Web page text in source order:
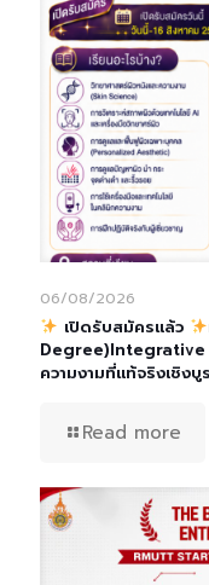
06/08/2026
เปิดรับสมัครแล้ว
Degree)Integrative
ความงามที่แท้จริงเชิงบู
Read more